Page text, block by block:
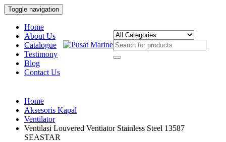
Toggle navigation
Home
About Us
Catalogue
Testimony
Blog
Contact Us
Home
Aksesoris Kapal
Ventilator
Ventilasi Louvered Ventiator Stainless Steel 13587
SEASTAR